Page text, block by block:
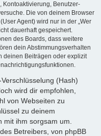
Kontoaktivierung, Benutzer-
Die von deinem Browser
Agent) wird nur in der „Wer
dauerhaft gespeichert.
des Boards, dass weitere
dein Abstimmungsverhalten
deinen Beiträgen oder explizit
(Hash)
wird dir empfohlen,
von Webseiten zu
zu deinem
ihm sorgsam um.
Betreibers, von phpBB